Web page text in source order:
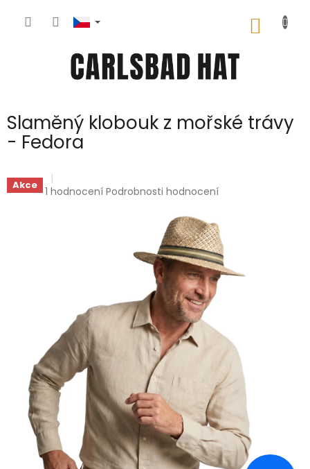
Slaměný klobouk z mořské trávy
- Fedora
Akce Průměrné
1 hodnocení Podrobnosti hodnocení